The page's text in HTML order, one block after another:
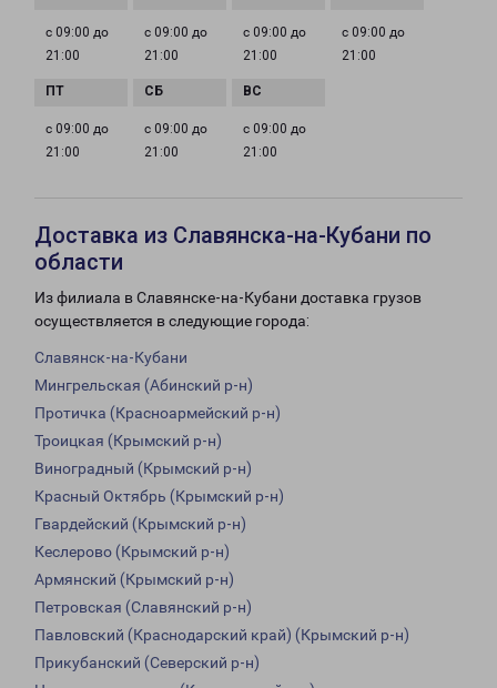
с 09:00 до
21:00
с 09:00 до
21:00
с 09:00 до
21:00
с 09:00 до
21:00
с 09:00 до
21:00
с 09:00 до
21:00
с 09:00 до
21:00
Доставка из Славянска-на-Кубани по
области
Из филиала в Славянске-на-Кубани доставка грузов
осуществляется в следующие города:
Славянск-на-Кубани
Мингрельская (Абинский р-н)
Протичка (Красноармейский р-н)
Троицкая (Крымский р-н)
Виноградный (Крымский р-н)
Красный Октябрь (Крымский р-н)
Гвардейский (Крымский р-н)
Кеслерово (Крымский р-н)
Армянский (Крымский р-н)
Петровская (Славянский р-н)
Павловский (Краснодарский край) (Крымский р-н)
Прикубанский (Северский р-н)